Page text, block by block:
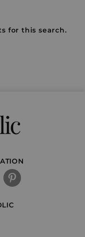
for this search.